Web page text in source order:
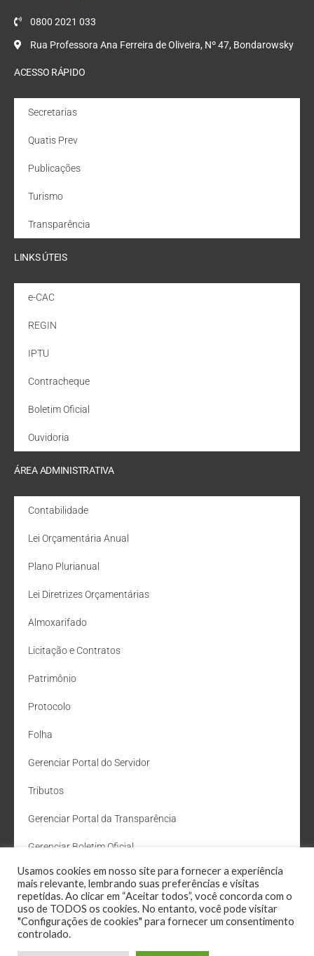
0800 2021 033
Rua Professora Ana Ferreira de Oliveira, Nº 47, Bondarowsky
ACESSO RÁPIDO
Secretarias
Quatis Prev
Publicações
Turismo
Transparência
LINKS ÚTEIS
e-CAC
REGIN
IPTU
Contracheque
Boletim Oficial
Ouvidoria
ÁREA ADMINISTRATIVA
Contabilidade
Lei Orçamentária Anual
Plano Plurianual
Lei Diretrizes Orçamentárias
Almoxarifado
Licitação e Contratos
Patrimônio
Protocolo
Folha
Gerenciar Portal do Servidor
Tributos
Gerenciar Portal da Transparência
Gerenciar Boletim Oficial
Departamento de Água e Esgoto
Administração Site
Webmail
Usamos cookies em nosso site para fornecer a experiência
mais relevante, lembrando suas preferências e visitas
repetidas. Ao clicar em “Aceitar todos”, você concorda com o
uso de TODOS os cookies. No entanto, você pode visitar
"Configurações de cookies" para fornecer um consentimento
controlado.